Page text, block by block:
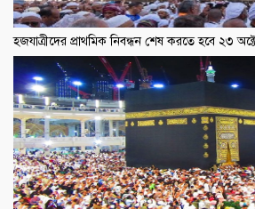
হজযাত্রীদের প্রাথমিক নিবন্ধন শেষ করতে হবে ২৩